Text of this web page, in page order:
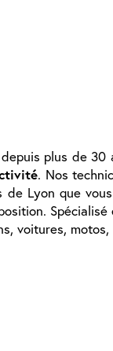
plus de 30
. Nos
de Lyon que
Spécialisé
voitures, motos,